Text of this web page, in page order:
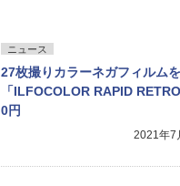
ニュース
27枚撮りカラーネガフィルム
「ILFOCOLOR RAPID
0円
2021年7